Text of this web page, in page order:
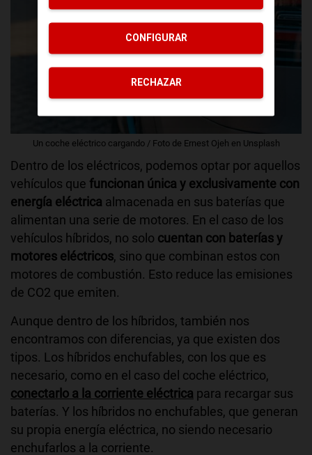
Un coche eléctrico cargando / Foto de Ernest Ojeh en Unsplash
Dentro de los eléctricos, podemos optar por aquellos
vehículos que funcionan única y exclusivamente con
energía eléctrica almacenada en sus baterías que
alimentan una serie de motores. En el caso de los
vehículos híbridos, no solo cuentan con baterías y
motores eléctricos, sino que combinan estos con
motores de combustión. Esto reduce las emisiones
de CO2 que emiten.
Aunque dentro de los híbridos, también nos
encontramos con diferencias, ya que existen dos
tipos. Los híbridos enchufables, con los que es
necesario, como en el caso del coche eléctrico,
conectarlo a la corriente eléctrica para recargar sus
baterías. Y los híbridos no enchufables, que generan
su propia energía eléctrica, no siendo necesario
enchufarlos a la corriente.
RECHAZAR
CONFIGURAR